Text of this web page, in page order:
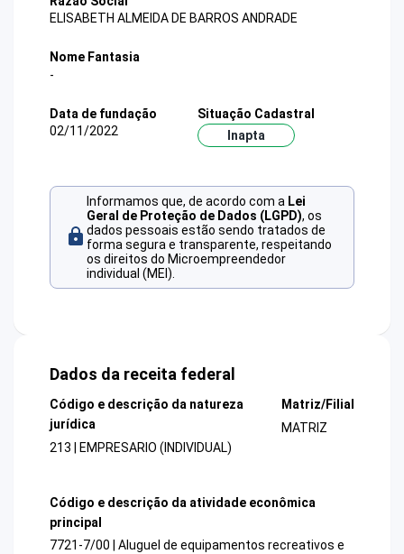
ELISABETH ALMEIDA DE BARROS ANDRADE
Nome Fantasia
-
Data de fundação
02/11/2022
Situação Cadastral
Inapta
Informamos que, de acordo com a Lei
Geral de Proteção de Dados (LGPD), os
dados pessoais estão sendo tratados de
forma segura e transparente, respeitando
os direitos do Microempreendedor
individual (MEI).
Dados da receita federal
Código e descrição da natureza
jurídica
213 | EMPRESARIO (INDIVIDUAL)
Matriz/Filial
MATRIZ
Código e descrição da atividade econômica
principal
7721-7/00 | Aluguel de equipamentos recreativos e